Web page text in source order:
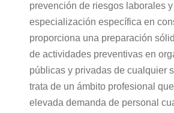
prevención de riesgos laborales
especialización específica en
proporciona una preparación
de actividades preventivas en
públicas y privadas de cualquier
trata de un ámbito profesional
elevada demanda de personal